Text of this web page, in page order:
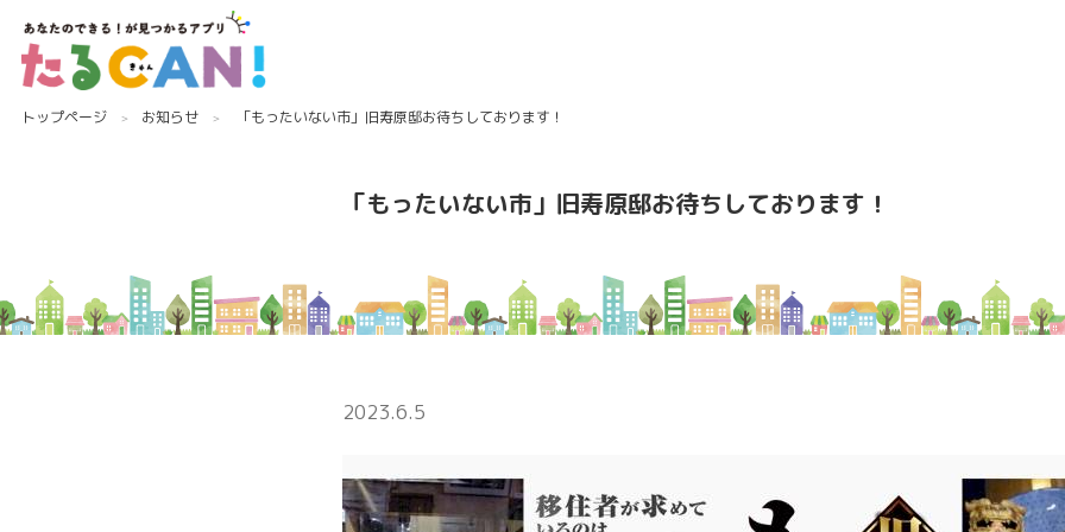
トップページ お知らせ 「もったいない市」旧寿原邸お待ちしております！
「もったいない市」旧寿原邸お待ちしております！
2023.6.5